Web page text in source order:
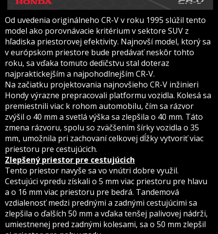
Od uvedenia originálneho CR-V v roku 1995 slúžil tento
model ako porovnávacie kritérium v sektore SUV z
hľadiska priestorovej efektivity. Najnovší model, ktorý sa
v európskom priestore bude predávať neskôr tohto
roku, sa vďaka tomuto dedičstvu stal doteraz
najpraktickejším a najpohodlnejším CR-V.
Na začiatku projektovania najnovšieho CR-V inžinieri
Hondy výrazne prepracovali platformu vozidla. Kolesá sa
premiestnili viac k rohom automobilu, čím sa rázvor
zvýšil o 40 mm a svetlá výška sa zlepšila o 40 mm. Táto
zmena rázvoru, spolu so zväčšením šírky vozidla o 35
mm, umožnila pri zachovaní celkovej dĺžky vytvoriť viac
priestoru pre cestujúcich.
Zlepšený priestor pre cestujúcich
Tento priestor navyše sa vo vnútri dobre využil.
Cestujúci vpredu získali o 5 mm viac priestoru pre hlavu
a o 16 mm viac priestoru pre bedrá. Tandemová
vzdialenosť medzi prednými a zadnými cestujúcimi sa
zlepšila o ďalších 50 mm a vďaka tenšej palivovej nádrži,
umiestnenej pred zadnými kolesami, sa o 50 mm zlepšil